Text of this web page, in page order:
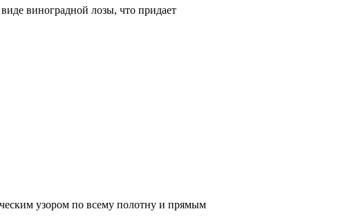
виноградной лозы, что придает
узором по всему полотну и прямым